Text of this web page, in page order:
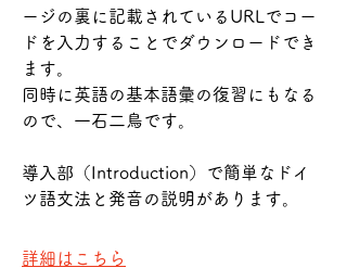
ージの裏に記載されているURLでコー
ドを入力することでダウンロードでき
ます。
同時に英語の基本語彙の復習にもなる
ので、一石二鳥です。
導入部（Introduction）で簡単なドイ
ツ語文法と発音の説明があります。
詳細はこちら